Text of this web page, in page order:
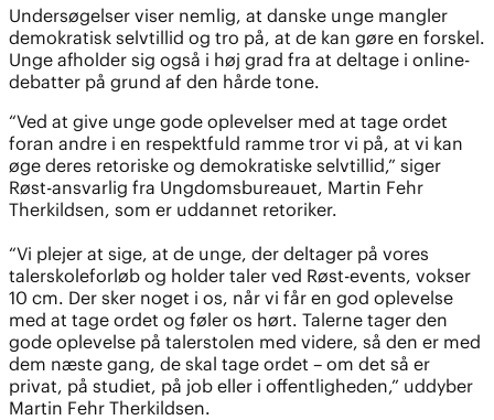
Undersøgelser viser nemlig, at danske unge mangler
demokratisk selvtillid og tro på, at de kan gøre en forskel.
Unge afholder sig også i høj grad fra at deltage i online-
debatter på grund af den hårde tone.
“Ved at give unge gode oplevelser med at tage ordet
foran andre i en respektfuld ramme tror vi på, at vi kan
øge deres retoriske og demokratiske selvtillid,” siger
Røst-ansvarlig fra Ungdomsbureauet, Martin Fehr
Therkildsen, som er uddannet retoriker.
“Vi plejer at sige, at de unge, der deltager på vores
talerskoleforløb og holder taler ved Røst-events, vokser
10 cm. Der sker noget i os, når vi får en god oplevelse
med at tage ordet og føler os hørt. Talerne tager den
gode oplevelse på talerstolen med videre, så den er med
dem næste gang, de skal tage ordet – om det så er
privat, på studiet, på job eller i offentligheden,” uddyber
Martin Fehr Therkildsen.